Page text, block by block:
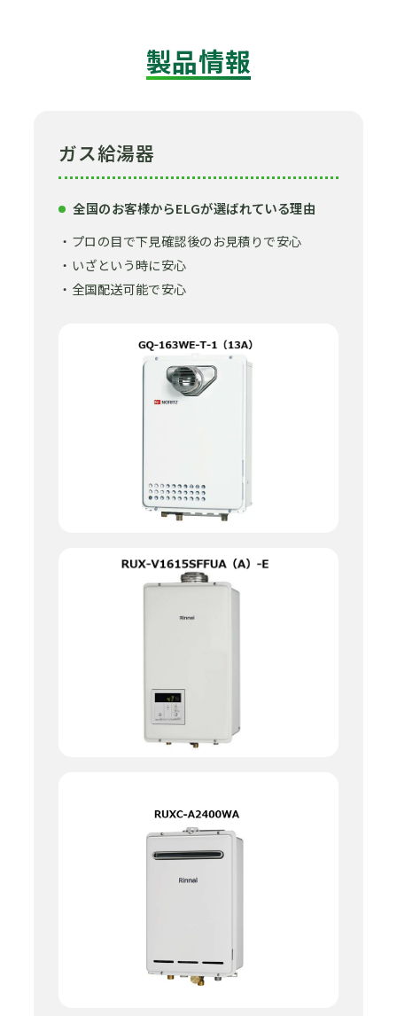
製品情報
ガス給湯器
全国のお客様からELGが選ばれている理由
・プロの目で下見確認後のお見積りで安心
・いざという時に安心
・全国配送可能で安心